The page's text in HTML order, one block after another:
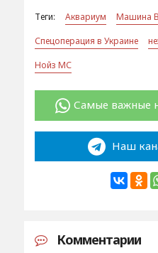
Теги: Аквариум Машина
Спецоперация в Украине
Нойз МС
Самые важные
Наш
Комментарии